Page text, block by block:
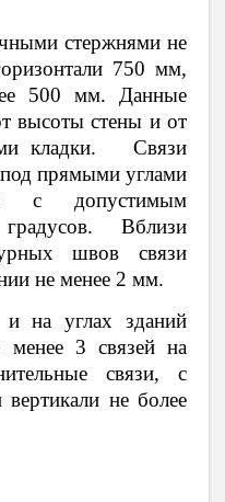
стержнями не
750 мм,
500 мм. Данные
высоты стены и от
кладки. Связи
прямыми углами
с допустимым
Вблизи
швов связи
не менее 2 мм.
на углах зданий
менее 3 связей на
связи, с
не более